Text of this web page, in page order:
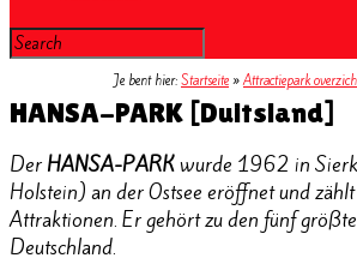
Je bent hier:Startseite»Attractiepark
HANSA-PARK [Duitsland]
Der HANSA-PARKwurde 1962 in
Holstein) an der Ostsee eröffnet und
Attraktionen. Er gehört zu den fünf
Deutschland.